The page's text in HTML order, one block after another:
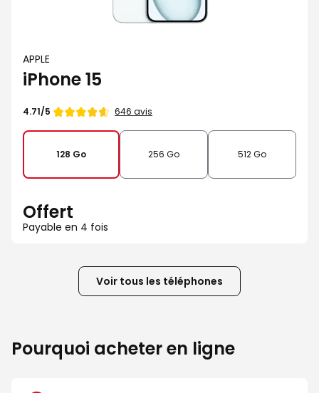
APPLE
iPhone 15
Note
4.71/5 646 avis
128 Go 256 Go 512 Go
Offert
Payable en 4 fois
Voir tous les téléphones
Pourquoi acheter en ligne